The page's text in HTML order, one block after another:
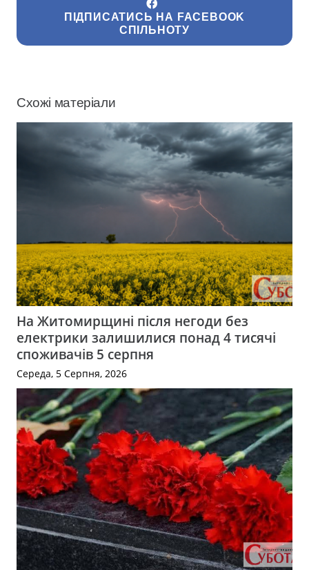
ПІДПИСАТИСЬ НА FACEBOOK
СПІЛЬНОТУ
Схожі матеріали
На Житомирщині після негоди без
електрики залишилися понад 4 тисячі
споживачів 5 серпня
Середа, 5 Серпня, 2026